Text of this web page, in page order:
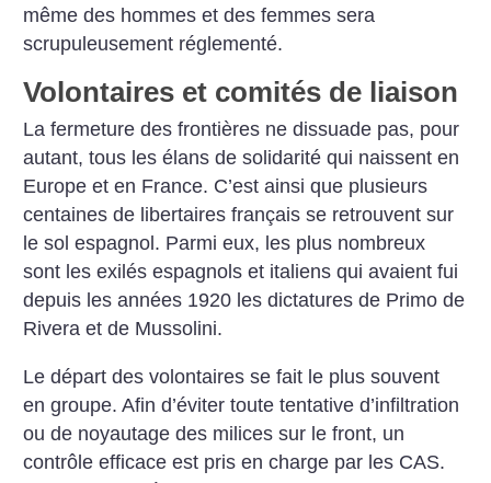
même des hommes et des femmes sera
scrupuleusement réglementé.
Volontaires et comités de liaison
La fermeture des frontières ne dissuade pas, pour
autant, tous les élans de solidarité qui naissent en
Europe et en France. C’est ainsi que plusieurs
centaines de libertaires français se retrouvent sur
le sol espagnol. Parmi eux, les plus nombreux
sont les exilés espagnols et italiens qui avaient fui
depuis les années 1920 les dictatures de Primo de
Rivera et de Mussolini.
Le départ des volontaires se fait le plus souvent
en groupe. Afin d’éviter toute tentative d’infiltration
ou de noyautage des milices sur le front, un
contrôle efficace est pris en charge par les CAS.